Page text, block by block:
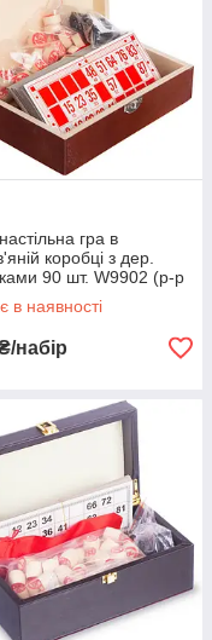
гра в
коробці з дер.
90 шт. W9902 (р-р
бордовий
в наявності
набір